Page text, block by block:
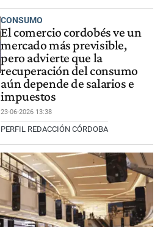
CONSUMO
El comercio cordobés ve un
mercado más previsible,
pero advierte que la
recuperación del consumo
aún depende de salarios e
impuestos
23-06-2026 13:38
PERFIL REDACCIÓN CÓRDOBA